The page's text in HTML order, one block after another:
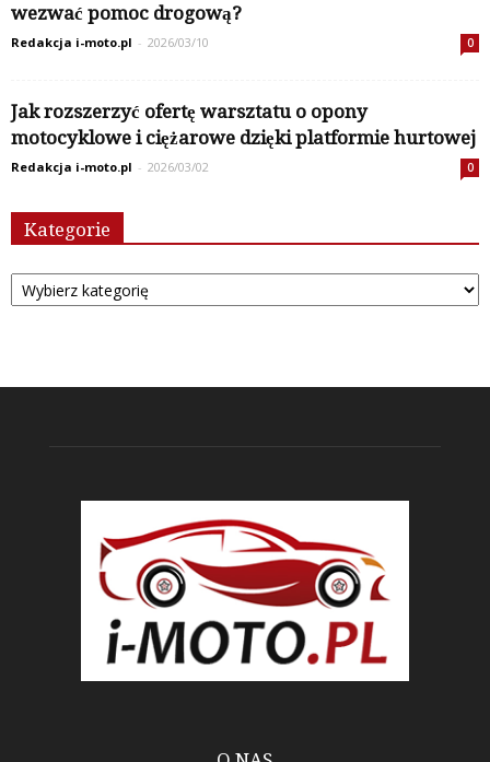
wezwać pomoc drogową?
Redakcja i-moto.pl - 2026/03/10 0
Jak rozszerzyć ofertę warsztatu o opony
motocyklowe i ciężarowe dzięki platformie hurtowej
Redakcja i-moto.pl - 2026/03/02 0
Kategorie
Kategorie